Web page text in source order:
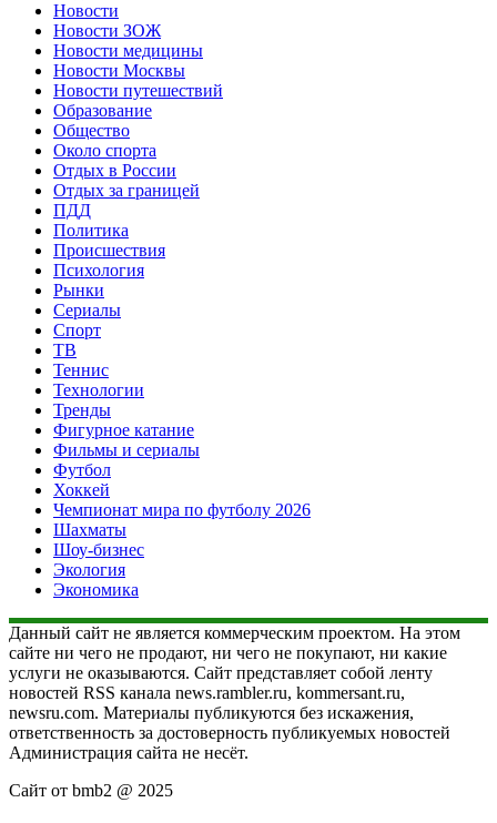
Новости
Новости ЗОЖ
Новости медицины
Новости Москвы
Новости путешествий
Образование
Общество
Около спорта
Отдых в России
Отдых за границей
ПДД
Политика
Происшествия
Психология
Рынки
Сериалы
Спорт
ТВ
Теннис
Технологии
Тренды
Фигурное катание
Фильмы и сериалы
Футбол
Хоккей
Чемпионат мира по футболу 2026
Шахматы
Шоу-бизнес
Экология
Экономика
Данный сайт не является коммерческим проектом. На этом
сайте ни чего не продают, ни чего не покупают, ни какие
услуги не оказываются. Сайт представляет собой ленту
новостей RSS канала news.rambler.ru, kommersant.ru,
newsru.com. Материалы публикуются без искажения,
ответственность за достоверность публикуемых новостей
Администрация сайта не несёт.
Сайт от bmb2 @ 2025